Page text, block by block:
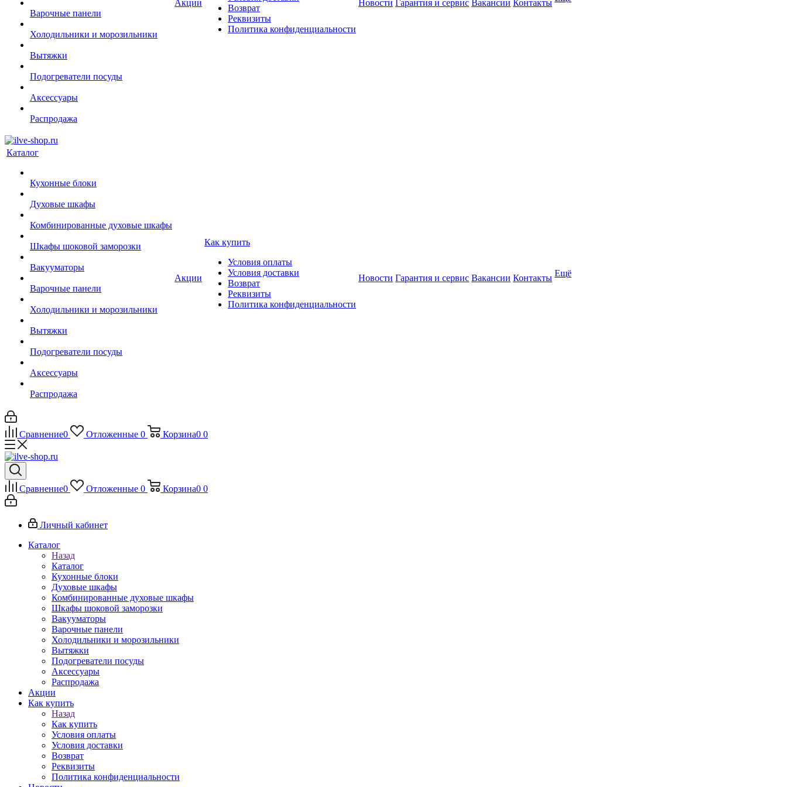
Варочные панели
Холодильники и морозильники
Вытяжки
Подогреватели посуды
Аксессуары
Распродажа
Акции
Возврат
Реквизиты
Политика конфиденциальности
Новости Гарантия и сервис Вакансии Контакты
Каталог
Кухонные блоки
Духовые шкафы
Комбинированные духовые шкафы
Шкафы шоковой заморозки
Вакууматоры
Варочные панели
Холодильники и морозильники
Вытяжки
Подогреватели посуды
Аксессуары
Распродажа
Акции
Как купить
Условия оплаты
Условия доставки
Возврат
Реквизиты
Политика конфиденциальности
Новости Гарантия и сервис Вакансии Контакты Ещё
Сравнение0 Отложенные 0 Корзина0 0
Сравнение0 Отложенные 0 Корзина0 0
Личный кабинет
Каталог
Назад
Каталог
Кухонные блоки
Духовые шкафы
Комбинированные духовые шкафы
Шкафы шоковой заморозки
Вакууматоры
Варочные панели
Холодильники и морозильники
Вытяжки
Подогреватели посуды
Аксессуары
Распродажа
Акции
Как купить
Назад
Как купить
Условия оплаты
Условия доставки
Возврат
Реквизиты
Политика конфиденциальности